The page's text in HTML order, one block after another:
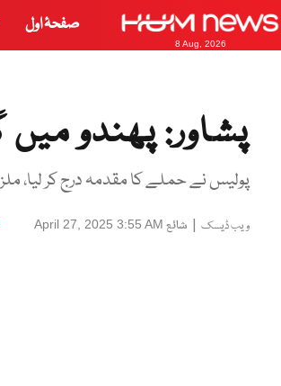
8 Aug, 2026
صفحۂ اول
پشاور: پھندو میں گاڑی پر
پولیس نے حملے کا مقدمہ درج کر لیا،
ویب ڈیسک | شائع April 27, 2025 3:55 AM